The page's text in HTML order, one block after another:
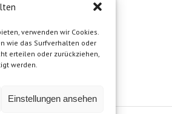
verwenden wir Cookies.
wie das Surfverhalten oder
erteilen oder zurückziehen,
werden.
Einstellungen ansehen